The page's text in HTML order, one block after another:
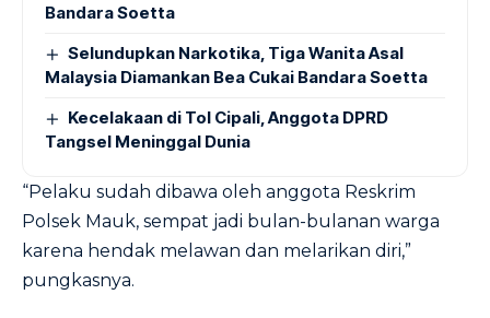
Bandara Soetta
Selundupkan Narkotika, Tiga Wanita Asal
Malaysia Diamankan Bea Cukai Bandara Soetta
Kecelakaan di Tol Cipali, Anggota DPRD
Tangsel Meninggal Dunia
“Pelaku sudah dibawa oleh anggota Reskrim
Polsek Mauk, sempat jadi bulan-bulanan warga
karena hendak melawan dan melarikan diri,”
pungkasnya.